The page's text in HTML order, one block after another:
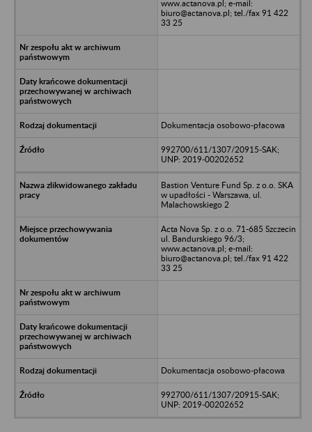
www.actanova.pl; e-mail:
biuro@actanova.pl; tel./fax 91 422
33 25
Dokumentacja osobowo-płacowa
992700/611/1307/20915-SAK;
UNP: 2019-00202652
Bastion Venture Fund Sp. z o.o. SKA
w upadłości - Warszawa, ul.
Malachowskiego 2
Acta Nova Sp. z o.o. 71-685 Szczecin
ul. Bandurskiego 96/3;
www.actanova.pl; e-mail:
biuro@actanova.pl; tel./fax 91 422
33 25
Dokumentacja osobowo-płacowa
992700/611/1307/20915-SAK;
UNP: 2019-00202652